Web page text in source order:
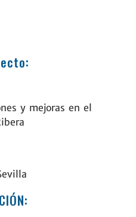
y mejoras en el